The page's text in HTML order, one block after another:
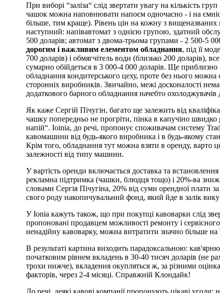
При виборі “заліза“ слід звертати увагу на кількість
чашок можна наповнювати напоєм одночасно - і на
більше, тим краще). Рівень цін на кожну з вищеназваних
наступний: напівавтомат з однією групою, здатний
500 доларів; автомат з двома-трьома групами - 2 500-5
дорогим і важливим елементом обладнання, під її
700 доларів) і обмягчітель води (близько 200 доларів),
сумарно обійдеться в 3 000-4 000 доларів. Ще приблизно
обладнання кондитерського цеху, проте без нього можна
сторонніх виробників. Звичайно, межі досконалості
додаткового барного обладнання начебто
Як каже Сергій Пічугін, багато ще залежить від
чашку попередньо не прогріти, пінка в капучіно швидко
напій“. Ioinia, до речі, пропонує споживачам систему
кавомашини від будь-якого виробника і в будь-якому
Крім того, обладнання тут можна взяти в оренду, варто
залежності від типу машини.
У вартість оренди включається доставка та
рекламна підтримка (чашки, блюдця тощо) і 20%-ва
словами Сергія Пічугіна, 20% від суми орендної плати
свого роду накопичувальний фонд, який йде в залік
У Ionia кажуть також, що при покупці кавоварки слід
пропоновані продавцем можливості ремонту і
ненадійну кавоварку, можна витратити значно більше на
В результаті картина виходить парадоксальною:
початковим рівнем вкладень в 30-40 тисяч доларів (не
трохи нижче), вкладення окупляться ж, за різними
факторів, через 2-4 місяці. Справжній Клондайк!
До речі, деякі кавові компанії пропонують цікаві угоди: